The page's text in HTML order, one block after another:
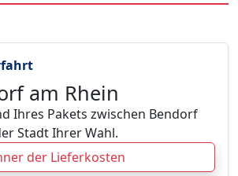
am Rhein
Ihres Pakets zwischen Bendorf
Stadt Ihrer Wahl.
der Lieferkosten